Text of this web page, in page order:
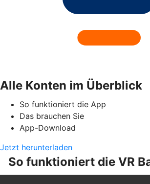
Alle Konten im Überblick
So funktioniert die App
Das brauchen Sie
App-Download
Jetzt herunterladen
So funktioniert die VR